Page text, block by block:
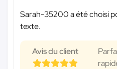
Sarah-35200 a été choisi
texte.
Avis du client